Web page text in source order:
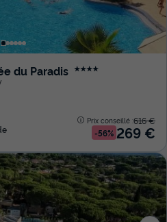
du Paradis ★★★★
Prix conseillé :616 €
-56% 269 €